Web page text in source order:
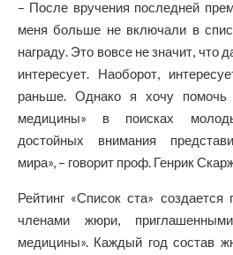
– После вручения последней
меня больше не включали в
награду. Это вовсе не значит, что
интересует. Наоборот,
раньше. Однако я хочу помочь
медицины» в поисках
достойных внимания
мира», – говорит проф. Генрик
Рейтинг «Список ста» создается
членами жюри,
медицины». Каждый год состав